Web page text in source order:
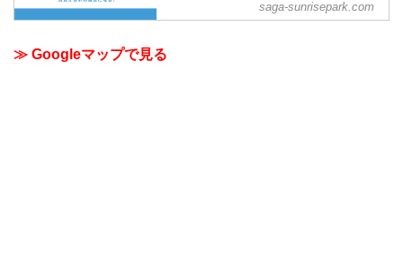
saga-sunrisepark.com
≫ Googleマップで見る